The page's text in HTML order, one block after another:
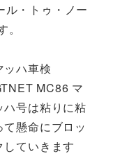
ル・トゥ・ノー
ッハ車検
MC86 マ
ハ号は粘りに粘
て懸命にブロッ
していきます